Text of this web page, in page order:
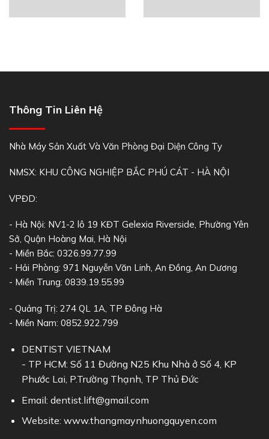
Thông Tin Liên Hệ
Nhà Máy Sản Xuất Và Văn Phòng Đại Diện Công Ty
NMSX: KHU CÔNG NGHIỆP BẮC PHÚ CÁT - HÀ NỘI
VPĐD:
- Hà Nội: NV1-2 lô 19 KĐT Gelexia Riverside, Phường Yên
Sở, Quận Hoàng Mai, Hà Nội
- Miền Bắc: 0326.99.77.99
- Hải Phòng: 971 Nguyễn Văn Linh, An Đồng, An Dương
- Miền Trung: 0839.19.55.99
- Quảng Trị: 274 QL 1A, TP Đông Hà
- Miền Nam: 0852.922.799
DENTIST VIETNAM
- TP HCM: Số 11 Đường N25 Khu Nhà ở Số 4, KP
Phước Lai, P.Trường Thạnh, TP Thủ Đức
Email: dentist.lift@gmail.com
Website: www.thangmaynhuongquyen.com